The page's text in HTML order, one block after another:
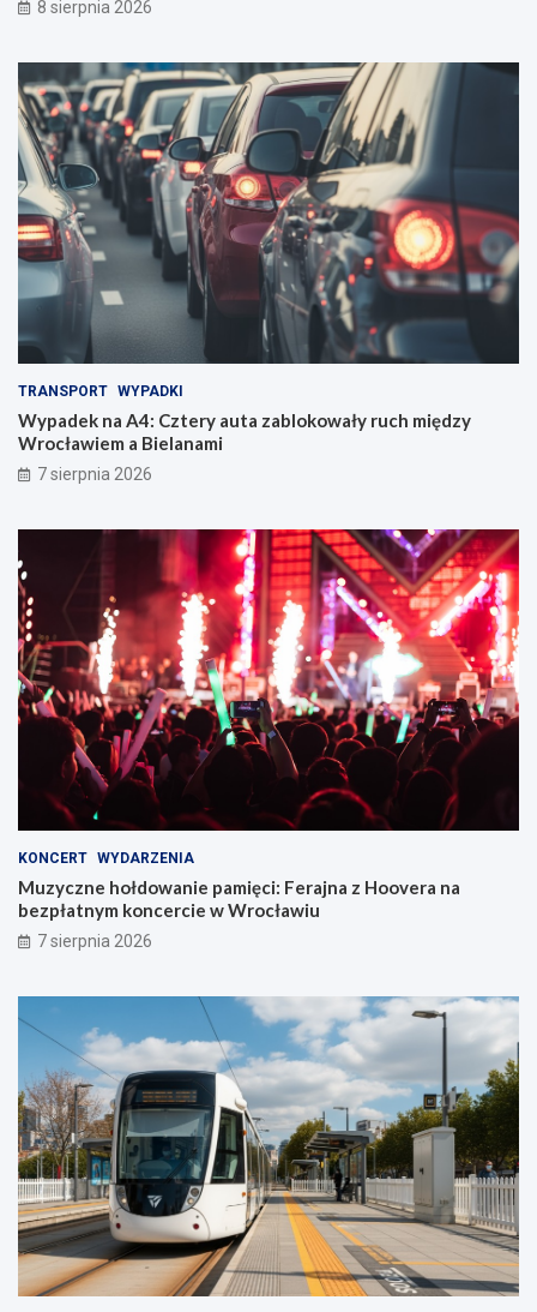
8 sierpnia 2026
TRANSPORT WYPADKI
Wypadek na A4: Cztery auta zablokowały ruch między
Wrocławiem a Bielanami
7 sierpnia 2026
KONCERT WYDARZENIA
Muzyczne hołdowanie pamięci: Ferajna z Hoovera na
bezpłatnym koncercie w Wrocławiu
7 sierpnia 2026